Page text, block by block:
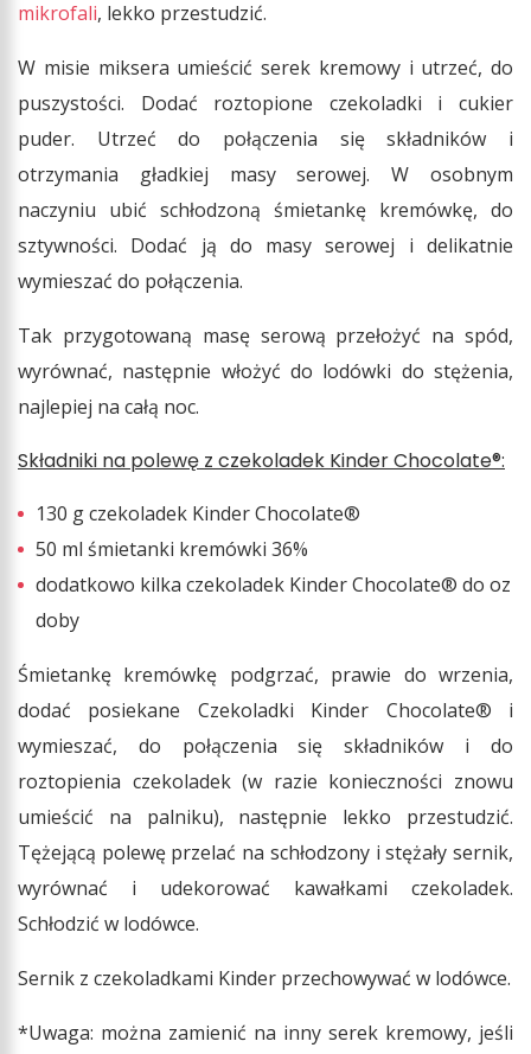
mikrofali, lekko przestudzić.
W misie miksera umieścić serek kremowy i utrzeć, do
puszystości. Dodać roztopione czekoladki i cukier
puder. Utrzeć do połączenia się składników i
otrzymania gładkiej masy serowej. W osobnym
naczyniu ubić schłodzoną śmietankę kremówkę, do
sztywności. Dodać ją do masy serowej i delikatnie
wymieszać do połączenia.
Tak przygotowaną masę serową przełożyć na spód,
wyrównać, następnie włożyć do lodówki do stężenia,
najlepiej na całą noc.
Składniki na polewę z czekoladek Kinder Chocolate®:
130 g czekoladek Kinder Chocolate®
50 ml śmietanki kremówki 36%
dodatkowo kilka czekoladek Kinder Chocolate® do oz
doby
Śmietankę kremówkę podgrzać, prawie do wrzenia,
dodać posiekane Czekoladki Kinder Chocolate® i
wymieszać, do połączenia się składników i do
roztopienia czekoladek (w razie konieczności znowu
umieścić na palniku), następnie lekko przestudzić.
Tężejącą polewę przelać na schłodzony i stężały sernik,
wyrównać i udekorować kawałkami czekoladek.
Schłodzić w lodówce.
Sernik z czekoladkami Kinder przechowywać w lodówce.
*Uwaga: można zamienić na inny serek kremowy, jeśli